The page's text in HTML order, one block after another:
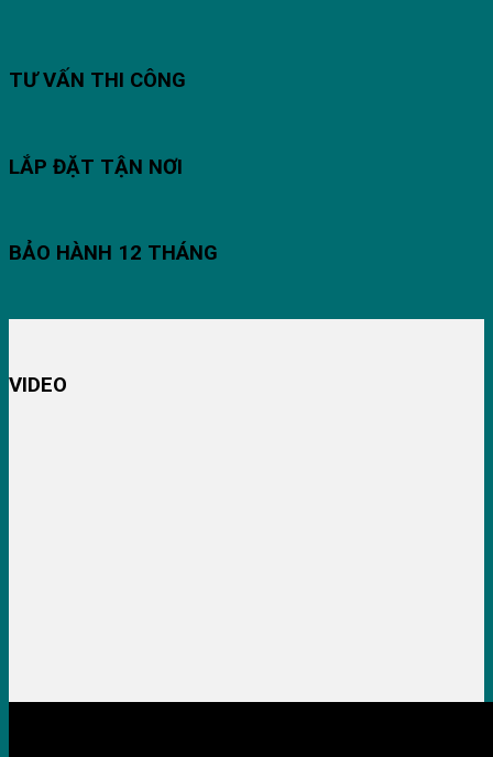
TƯ VẤN THI CÔNG
LẮP ĐẶT TẬN NƠI
BẢO HÀNH 12 THÁNG
VIDEO